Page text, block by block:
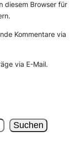
diesem Browser für
Kommentare via
via E-Mail.
Suchen